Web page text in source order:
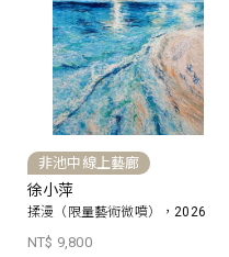
非池中線上藝廊
徐小萍
揉漫（限量藝術微噴），2026
NT$ 9,800